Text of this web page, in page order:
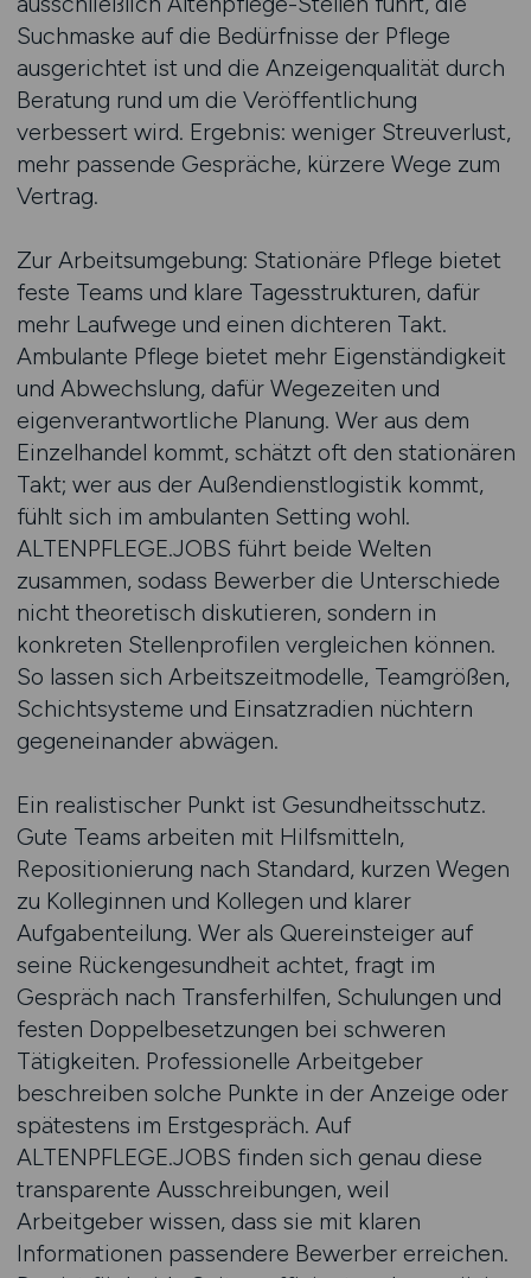
Suchmaske auf die Bedürfnisse der Pflege
ausgerichtet ist und die Anzeigenqualität durch
Beratung rund um die Veröffentlichung
verbessert wird. Ergebnis: weniger Streuverlust,
mehr passende Gespräche, kürzere Wege zum
Vertrag.
Zur Arbeitsumgebung: Stationäre Pflege bietet
feste Teams und klare Tagesstrukturen, dafür
mehr Laufwege und einen dichteren Takt.
Ambulante Pflege bietet mehr Eigenständigkeit
und Abwechslung, dafür Wegezeiten und
eigenverantwortliche Planung. Wer aus dem
Einzelhandel kommt, schätzt oft den stationären
Takt; wer aus der Außendienstlogistik kommt,
fühlt sich im ambulanten Setting wohl.
ALTENPFLEGE.JOBS führt beide Welten
zusammen, sodass Bewerber die Unterschiede
nicht theoretisch diskutieren, sondern in
konkreten Stellenprofilen vergleichen können.
So lassen sich Arbeitszeitmodelle, Teamgrößen,
Schichtsysteme und Einsatzradien nüchtern
gegeneinander abwägen.
Ein realistischer Punkt ist Gesundheitsschutz.
Gute Teams arbeiten mit Hilfsmitteln,
Repositionierung nach Standard, kurzen Wegen
zu Kolleginnen und Kollegen und klarer
Aufgabenteilung. Wer als Quereinsteiger auf
seine Rückengesundheit achtet, fragt im
Gespräch nach Transferhilfen, Schulungen und
festen Doppelbesetzungen bei schweren
Tätigkeiten. Professionelle Arbeitgeber
beschreiben solche Punkte in der Anzeige oder
spätestens im Erstgespräch. Auf
ALTENPFLEGE.JOBS finden sich genau diese
transparente Ausschreibungen, weil
Arbeitgeber wissen, dass sie mit klaren
Informationen passendere Bewerber erreichen.